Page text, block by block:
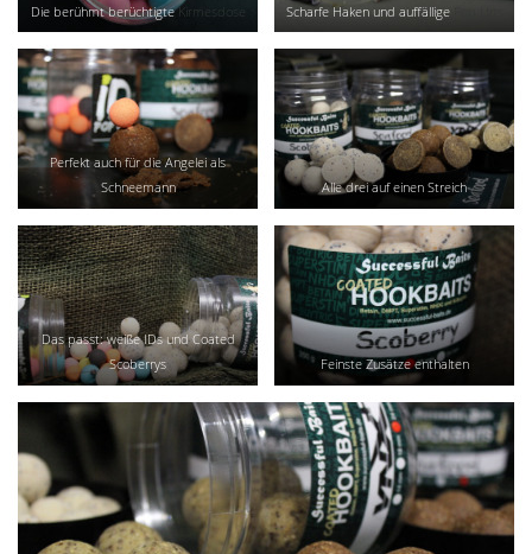
Die berühmt berüchtigteKirmesdose Scharfe Haken und auffällige
Perfekt auch für die Angelei als
Schneemann
Alle drei auf einen Streich
Das passt: weiße IDs und Coated
Scoberrys
Feinste Zusätze enthalten